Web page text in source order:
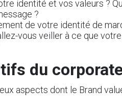
identité et vos valeurs ?
?
de votre identité de
vous veiller à ce que
du
aspects dont le Brand